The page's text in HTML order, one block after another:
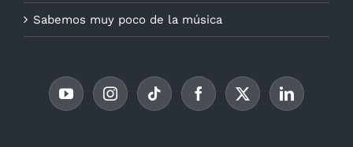
Sabemos muy poco de la música